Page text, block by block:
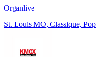
Organlive
St. Louis MO, Classique, Pop